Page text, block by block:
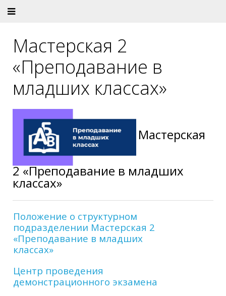
Мастерская 2
«Преподавание в
младших классах»
Мастерская
2 «Преподавание в младших
классах»
Положение о структурном
подразделении Мастерская 2
«Преподавание в младших
классах»
Центр проведения
демонстрационного экзамена